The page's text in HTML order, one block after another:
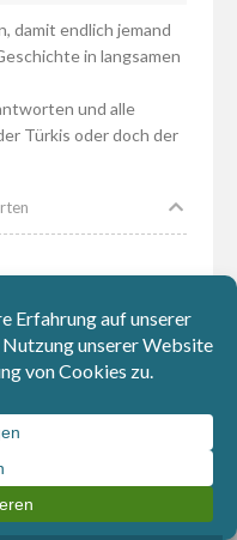
damit endlich jemand
in langsamen
und alle
Türkis oder doch der
25. Mai 2019 19:47
zeigt wie
Nennen wir sie mal